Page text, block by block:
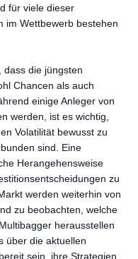
für viele dieser
im Wettbewerb bestehen
dass die jüngsten
Chancen als auch
einige Anleger von
werden, ist es wichtig,
Volatilität bewusst zu
sind. Eine
Herangehensweise
zu
werden weiterhin von
zu beobachten, welche
herausstellen
über die aktuellen
sein, ihre Strategien